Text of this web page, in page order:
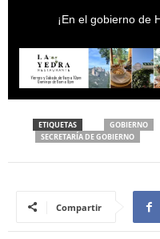
¡En el gobierno de
ETIQUETAS GOBIERNO
SECRETARÍA DE GOBIERNO
Compartir